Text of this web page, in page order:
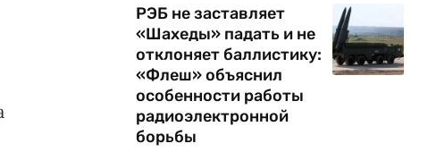
РЭБ не заставляет
«Шахеды» падать и не
отклоняет баллистику:
«Флеш» объяснил
особенности работы
радиоэлектронной
борьбы